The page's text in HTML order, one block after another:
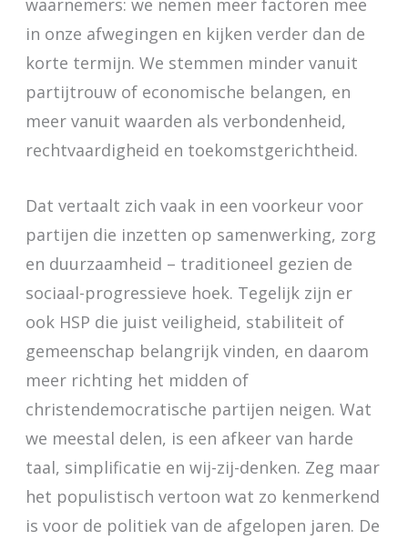
waarnemers: we nemen meer factoren mee
in onze afwegingen en kijken verder dan de
korte termijn. We stemmen minder vanuit
partijtrouw of economische belangen, en
meer vanuit waarden als verbondenheid,
rechtvaardigheid en toekomstgerichtheid.
Dat vertaalt zich vaak in een voorkeur voor
partijen die inzetten op samenwerking, zorg
en duurzaamheid – traditioneel gezien de
sociaal-progressieve hoek. Tegelijk zijn er
ook HSP die juist veiligheid, stabiliteit of
gemeenschap belangrijk vinden, en daarom
meer richting het midden of
christendemocratische partijen neigen. Wat
we meestal delen, is een afkeer van harde
taal, simplificatie en wij-zij-denken. Zeg maar
het populistisch vertoon wat zo kenmerkend
is voor de politiek van de afgelopen jaren. De